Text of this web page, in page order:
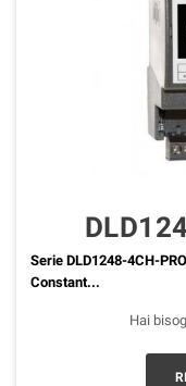
Serie DLD1248-4CH-
Constant...
Hai